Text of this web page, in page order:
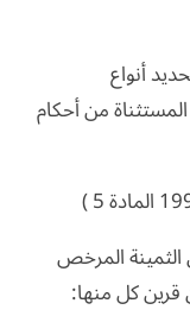
أنواع
من أحكام
الثمينة المرخص
قرين كل منها: